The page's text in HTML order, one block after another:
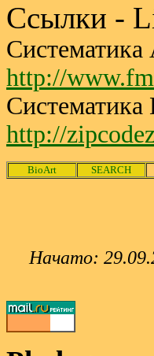
Ссылки -
Систематика
http://
Систематика
http://
BioArt SEARCH
Начато: